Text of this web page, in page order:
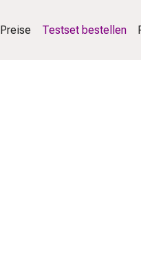
Preise Testset bestellen